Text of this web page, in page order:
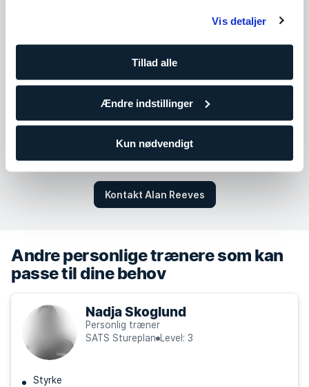
Vis detaljer
Tillad alle
Ændre indstillinger
Kun nødvendigt
10:00 - 15:00
Lørdag
Ikke tilgængelig
Kontakt Alan Reeves
Andre personlige trænere som kan
passe til dine behov
Nadja Skoglund
Personlig træner
SATS Stureplan
Level: 3
Styrke